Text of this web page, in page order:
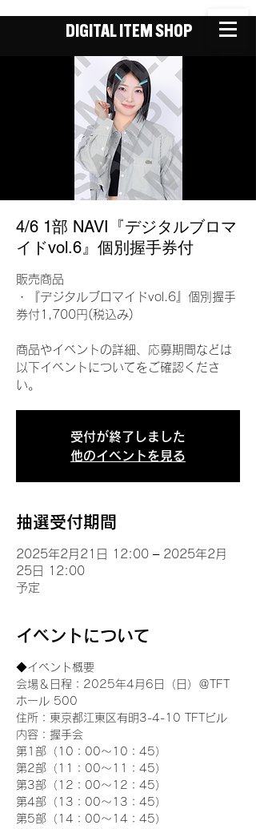
DIGITAL ITEM SHOP
4/6 1部 NAVI『デジタルブロマ
イドvol.6』個別握手券付
販売商品
・『デジタルブロマイドvol.6』個別握手
券付1,700円(税込み)
商品やイベントの詳細、応募期間などは
以下イベントについてをご確認くださ
い。
受付が終了しました
他のイベントを見る
抽選受付期間
2025年2月21日 12:00 – 2025年2月
25日 12:00
予定
イベントについて
◆イベント概要
会場＆日程：2025年4月6日（日）＠TFT
ホール 500
住所：東京都江東区有明3-4-10 TFTビル
内容：握手会
第1部（10：00～10：45）
第2部（11：00～11：45）
第3部（12：00～12：45）
第4部（13：00～13：45）
第5部（14：00～14：45）